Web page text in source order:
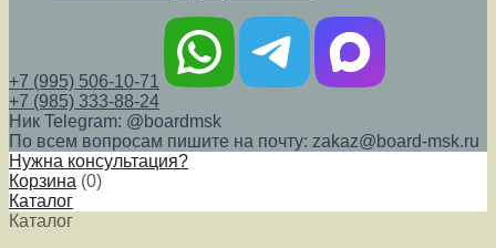
+7 (995) 506-10-71
+7 (985) 333-88-24
Ник Telegram: @boardmsk
По всем вопросам пишите на почту: zakaz@board-msk.ru
Нужна консультация?
Корзина (0)
Каталог
Каталог